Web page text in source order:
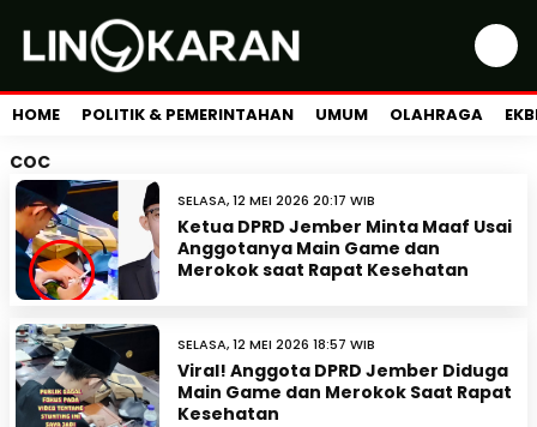
HOME POLITIK & PEMERINTAHAN UMUM OLAHRAGA
COC
SELASA, 12 MEI 2026 20:17 WIB
Ketua DPRD Jember Minta Maaf Usai
Anggotanya Main Game dan
Merokok saat Rapat Kesehatan
SELASA, 12 MEI 2026 18:57 WIB
Viral! Anggota DPRD Jember Diduga
Main Game dan Merokok Saat Rapat
Kesehatan